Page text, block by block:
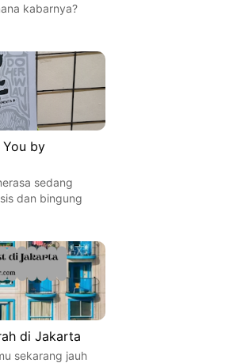
kabarnya?
You by
sedang
dan bingung
di Jakarta
sekarang jauh